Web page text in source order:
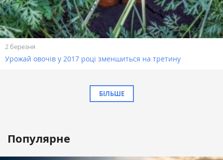
2 березня
Урожай овочів у 2017 році зменшиться на третину
БІЛЬШЕ
Популярне